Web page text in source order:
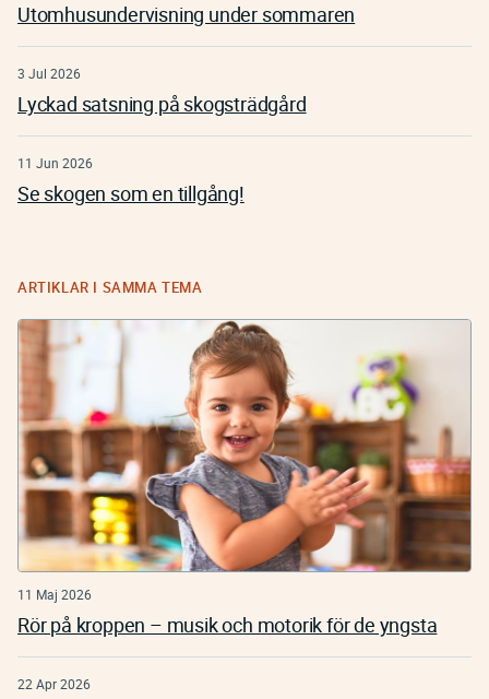
Utomhusundervisning under sommaren
3 Jul 2026
Lyckad satsning på skogsträdgård
11 Jun 2026
Se skogen som en tillgång!
ARTIKLAR I SAMMA TEMA
11 Maj 2026
Rör på kroppen – musik och motorik för de yngsta
22 Apr 2026